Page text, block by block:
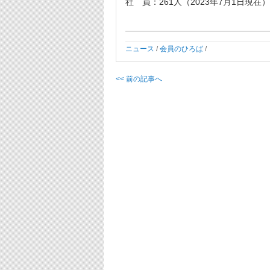
社 員：261人（2023年7月1日現在）
ニュース /会員のひろば /
<< 前の記事へ